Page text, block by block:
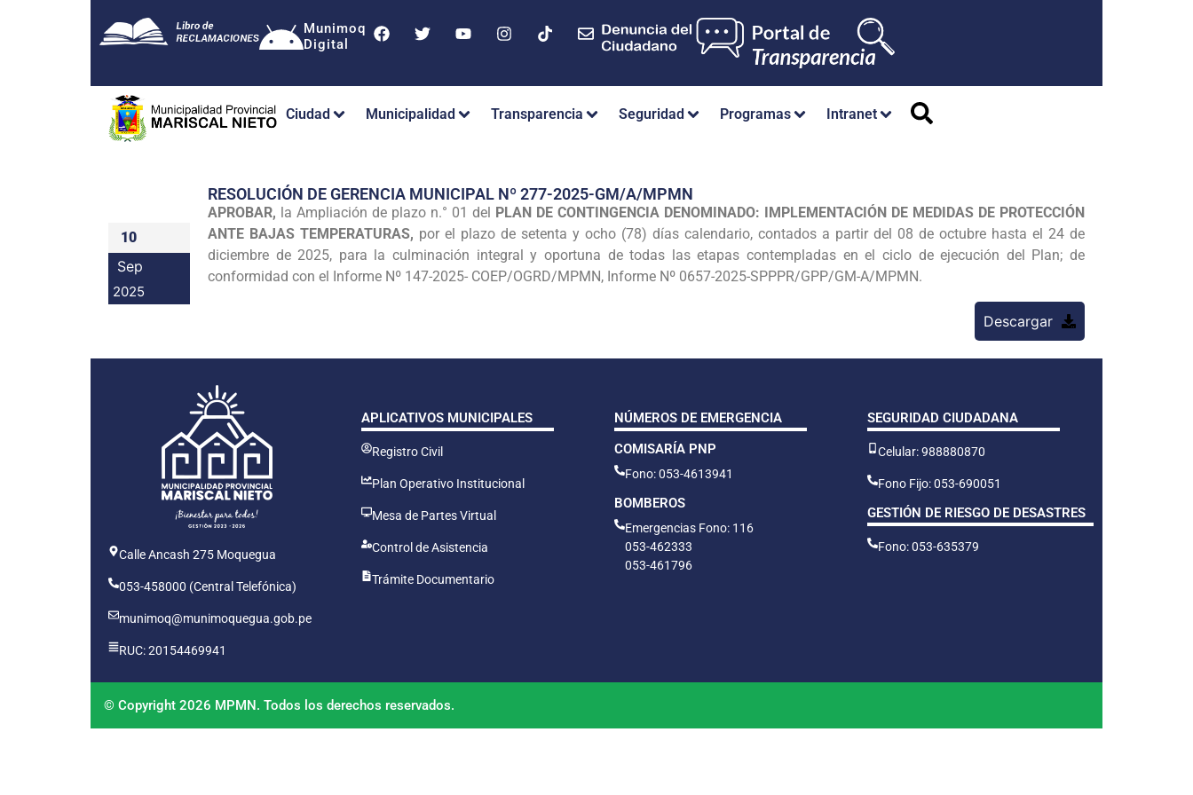
Munimoq
Digital
Ciudad Municipalidad Transparencia Seguridad Programas Intranet
10
Sep
2025
RESOLUCIÓN DE GERENCIA MUNICIPAL Nº 277-2025-GM/A/MPMN
APROBAR, la Ampliación de plazo n.° 01 del PLAN DE CONTINGENCIA DENOMINADO: IMPLEMENTACIÓN DE MEDIDAS DE PROTECCIÓN
ANTE BAJAS TEMPERATURAS, por el plazo de setenta y ocho (78) días calendario, contados a partir del 08 de octubre hasta el 24 de
diciembre de 2025, para la culminación integral y oportuna de todas las etapas contempladas en el ciclo de ejecución del Plan; de
conformidad con el Informe Nº 147-2025- COEP/OGRD/MPMN, Informe Nº 0657-2025-SPPPR/GPP/GM-A/MPMN.
Descargar
Calle Ancash 275 Moquegua
053-458000 (Central Telefónica)
munimoq@munimoquegua.gob.pe
RUC: 20154469941
APLICATIVOS MUNICIPALES
Registro Civil
Plan Operativo Institucional
Mesa de Partes Virtual
Control de Asistencia
Trámite Documentario
NÚMEROS DE EMERGENCIA
COMISARÍA PNP
Fono: 053-4613941
BOMBEROS
Emergencias Fono: 116
053-462333
053-461796
SEGURIDAD CIUDADANA
Celular: 988880870
Fono Fijo: 053-690051
GESTIÓN DE RIESGO DE DESASTRES
Fono: 053-635379
© Copyright 2026 MPMN. Todos los derechos reservados.